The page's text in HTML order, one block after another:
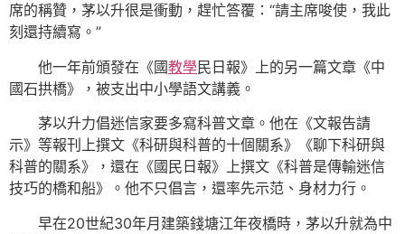
席的稱贊，茅以升很是衝動，趕忙答覆：“請主席唆使，我此
刻還持續寫。”
他一年前頒發在《國教學民日報》上的另一篇文章《中
國石拱橋》，被支出中小學語文講義。
茅以升力倡迷信家要多寫科普文章。他在《文報告請
示》等報刊上撰文《科研與科普的十個關系》《聊下科研與
科普的關系》，還在《國民日報》上撰文《科普是傳輸迷信
技巧的橋和船》。他不只倡言，還率先示范、身材力行。
早在20世紀30年月建築錢塘江年夜橋時，茅以升就為中